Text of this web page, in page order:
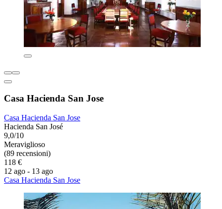
Casa Hacienda San Jose
Casa Hacienda San Jose
Hacienda San José
9,0/10
Meraviglioso
(89 recensioni)
118 €
12 ago - 13 ago
Casa Hacienda San Jose